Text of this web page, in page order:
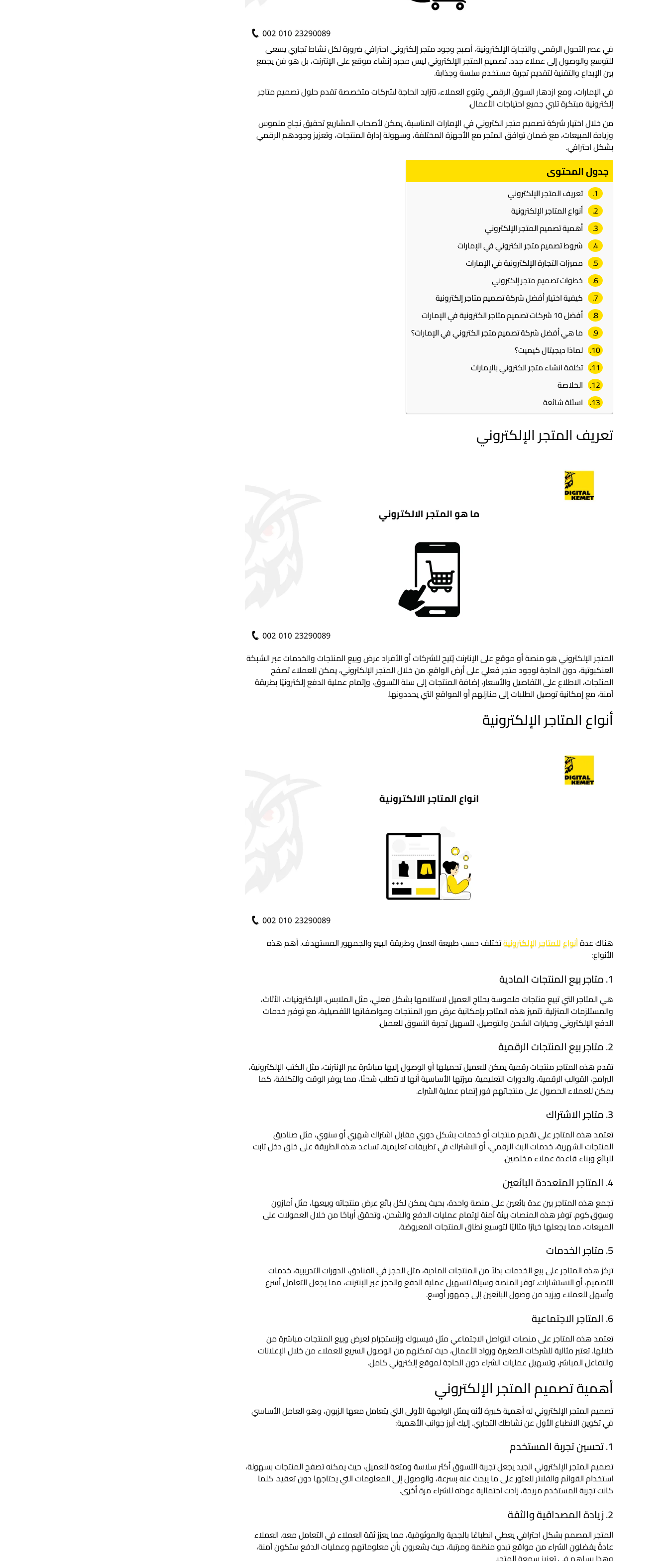
في عصر التحول الرقمي والتجارة الإلكترونية، أصبح وجود متجر إلكتروني احترافي ضرورة لكل نشاط تجاري يسعى
للتوسع والوصول إلى عملاء جدد. تصميم المتجر الإلكتروني ليس مجرد إنشاء موقع على الإنترنت، بل هو فن يجمع
بين الإبداع والتقنية لتقديم تجربة مستخدم سلسة وجذابة.
في الإمارات، ومع ازدهار السوق الرقمي وتنوع العملاء، تتزايد الحاجة لشركات متخصصة تقدم حلول تصميم متاجر
إلكترونية مبتكرة تلبي جميع احتياجات الأعمال.
من خلال اختيار شركة تصميم متجر الكتروني في الإمارات المناسبة، يمكن لأصحاب المشاريع تحقيق نجاح ملموس
وزيادة المبيعات، مع ضمان توافق المتجر مع الأجهزة المختلفة، وسهولة إدارة المنتجات، وتعزيز وجودهم الرقمي
بشكل احترافي.
جدول المحتوى
تعريف المتجر الإلكتروني
أنواع المتاجر الإلكترونية
أهمية تصميم المتجر الإلكتروني
شروط تصميم متجر الكتروني في الإمارات
مميزات التجارة الإلكترونية في الإمارات
خطوات تصميم متجر إلكتروني
كيفية اختيار أفضل شركة تصميم متاجر إلكترونية
أفضل 10 شركات تصميم متاجر الكترونية في الإمارات
ما هي أفضل شركة تصميم متجر الكتروني في الإمارات؟
لماذا ديجيتال كيميت؟
تكلفة انشاء متجر الكتروني بالإمارات
الخلاصة
اسئلة شائعة
تعريف المتجر الإلكتروني
المتجر الإلكتروني هو منصة أو موقع على الإنترنت يُتيح للشركات أو الأفراد عرض وبيع المنتجات والخدمات عبر الشبكة
العنكبوتية، دون الحاجة لوجود متجر فعلي على أرض الواقع. من خلال المتجر الإلكتروني، يمكن للعملاء تصفح
المنتجات، الاطلاع على التفاصيل والأسعار، إضافة المنتجات إلى سلة التسوق، وإتمام عملية الدفع إلكترونيًا بطريقة
آمنة، مع إمكانية توصيل الطلبات إلى منازلهم أو المواقع التي يحددونها.
أنواع المتاجر الإلكترونية
هناك عدةأنواع للمتاجر الإلكترونيةتختلف حسب طبيعة العمل وطريقة البيع والجمهور المستهدف. أهم هذه
الأنواع:
1. متاجر بيع المنتجات المادية
هي المتاجر التي تبيع منتجات ملموسة يحتاج العميل لاستلامها بشكل فعلي، مثل الملابس، الإلكترونيات، الأثاث،
والمستلزمات المنزلية. تتميز هذه المتاجر بإمكانية عرض صور المنتجات ومواصفاتها التفصيلية، مع توفير خدمات
الدفع الإلكتروني وخيارات الشحن والتوصيل، لتسهيل تجربة التسوق للعميل.
2. متاجر بيع المنتجات الرقمية
تقدم هذه المتاجر منتجات رقمية يمكن للعميل تحميلها أو الوصول إليها مباشرة عبر الإنترنت، مثل الكتب الإلكترونية،
البرامج، القوالب الرقمية، والدورات التعليمية. ميزتها الأساسية أنها لا تتطلب شحنًا، مما يوفر الوقت والتكلفة، كما
يمكن للعملاء الحصول على منتجاتهم فور إتمام عملية الشراء.
3. متاجر الاشتراك
تعتمد هذه المتاجر على تقديم منتجات أو خدمات بشكل دوري مقابل اشتراك شهري أو سنوي، مثل صناديق
المنتجات الشهرية، خدمات البث الرقمي، أو الاشتراك في تطبيقات تعليمية. تساعد هذه الطريقة على خلق دخل ثابت
للبائع وبناء قاعدة عملاء مخلصين.
4. المتاجر المتعددة البائعين
تجمع هذه المتاجر بين عدة بائعين على منصة واحدة، بحيث يمكن لكل بائع عرض منتجاته وبيعها، مثل أمازون
وسوق.كوم. توفر هذه المنصات بيئة آمنة لإتمام عمليات الدفع والشحن، وتحقق أرباحًا من خلال العمولات على
المبيعات، مما يجعلها خيارًا مثاليًا لتوسيع نطاق المنتجات المعروضة.
5. متاجر الخدمات
تركز هذه المتاجر على بيع الخدمات بدلاً من المنتجات المادية، مثل الحجز في الفنادق، الدورات التدريبية، خدمات
التصميم، أو الاستشارات. توفر المنصة وسيلة لتسهيل عملية الدفع والحجز عبر الإنترنت، مما يجعل التعامل أسرع
وأسهل للعملاء ويزيد من وصول البائعين إلى جمهور أوسع.
6. المتاجر الاجتماعية
تعتمد هذه المتاجر على منصات التواصل الاجتماعي مثل فيسبوك وإنستجرام لعرض وبيع المنتجات مباشرة من
خلالها. تعتبر مثالية للشركات الصغيرة ورواد الأعمال، حيث تمكنهم من الوصول السريع للعملاء من خلال الإعلانات
والتفاعل المباشر، وتسهيل عمليات الشراء دون الحاجة لموقع إلكتروني كامل.
أهمية تصميم المتجر الإلكتروني
تصميم المتجر الإلكتروني له أهمية كبيرة لأنه يمثل الواجهة الأولى التي يتعامل معها الزبون، وهو العامل الأساسي
في تكوين الانطباع الأول عن نشاطك التجاري. إليك أبرز جوانب الأهمية:
1. تحسين تجربة المستخدم
تصميم المتجر الإلكتروني الجيد يجعل تجربة التسوق أكثر سلاسة ومتعة للعميل، حيث يمكنه تصفح المنتجات بسهولة،
استخدام القوائم والفلاتر للعثور على ما يبحث عنه بسرعة، والوصول إلى المعلومات التي يحتاجها دون تعقيد. كلما
كانت تجربة المستخدم مريحة، زادت احتمالية عودته للشراء مرة أخرى.
2. زيادة المصداقية والثقة
المتجر المصمم بشكل احترافي يعطي انطباعًا بالجدية والموثوقية، مما يعزز ثقة العملاء في التعامل معه. العملاء
عادةً يفضلون الشراء من مواقع تبدو منظمة ومرتبة، حيث يشعرون بأن معلوماتهم وعمليات الدفع ستكون آمنة،